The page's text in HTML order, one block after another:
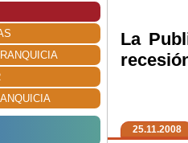
La
25.11.2008